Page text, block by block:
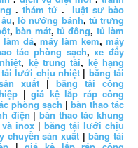
. thám tử.luật sư bào
,lò nướng bánh, tủ trưng
,bàn mát,tủ đông, tủ làm
làm đá, máy làm kem, máy
tác phòng sạch,xe đẩy
, kệ trung tải, kệ hạng
tải lưới chịu nhiệt| băng tải
xuất | băng tải công
|giá kệ lắp ráp công
phòng sạch | bàn thao tác
điện |bàn thao tác khung
inox|băng tải lưới chịu
chuyền sản xuất |băng tải